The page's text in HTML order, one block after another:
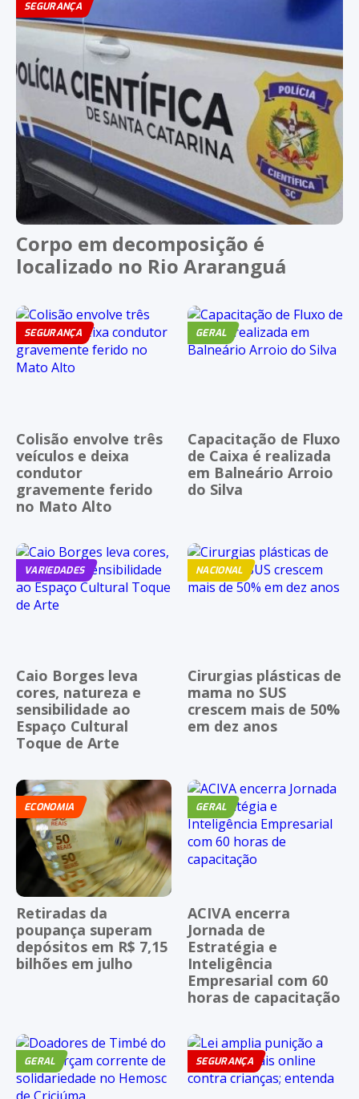
SEGURANÇA
Corpo em decomposição é
localizado no Rio Araranguá
SEGURANÇA
Colisão envolve três
veículos e deixa
condutor
gravemente ferido
no Mato Alto
GERAL
Capacitação de Fluxo
de Caixa é realizada
em Balneário Arroio
do Silva
VARIEDADES
Caio Borges leva
cores, natureza e
sensibilidade ao
Espaço Cultural
Toque de Arte
NACIONAL
Cirurgias plásticas de
mama no SUS
crescem mais de 50%
em dez anos
ECONOMIA
Retiradas da
poupança superam
depósitos em R$ 7,15
bilhões em julho
GERAL
ACIVA encerra
Jornada de
Estratégia e
Inteligência
Empresarial com 60
horas de capacitação
GERAL SEGURANÇA